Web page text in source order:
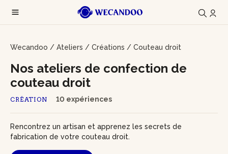
Wecandoo / Ateliers / Créations / Couteau droit
CRÉATION 10 expériences
Nos ateliers de confection de
couteau droit
Rencontrez un artisan et apprenez les secrets de
fabrication de votre couteau droit.